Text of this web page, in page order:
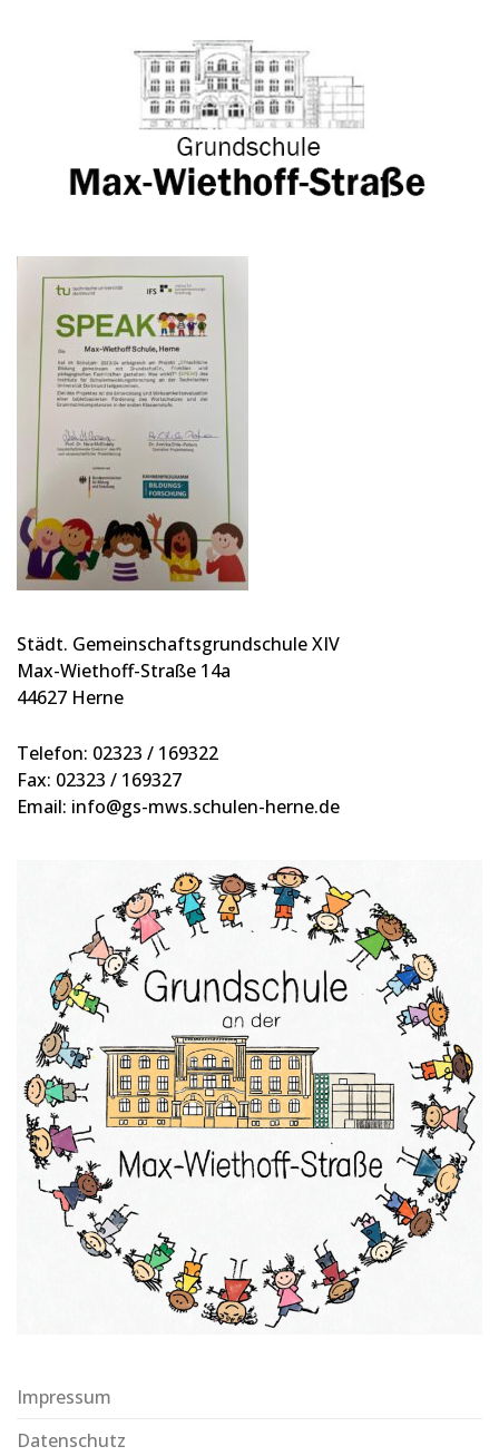
Städt. Gemeinschaftsgrundschule XIV
Max-Wiethoff-Straße 14a
44627 Herne
Telefon: 02323 / 169322
Fax: 02323 / 169327
Email: info@gs-mws.schulen-herne.de
Impressum
Datenschutz